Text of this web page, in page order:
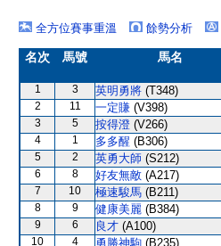
全方位賽事重溫
餘勢分析
名次 馬號 馬名
1 3 英明勇將 (T348)
2 11 一定賺 (V398)
3 5 按得澄 (V266)
4 1 多多醒 (B306)
5 2 英勇大師 (S212)
6 8 好友無敵 (A217)
7 10 極速駿馬 (B211)
8 9 健康美麗 (B384)
9 6 良才 (A100)
10 4 勇勝神駒 (B235)